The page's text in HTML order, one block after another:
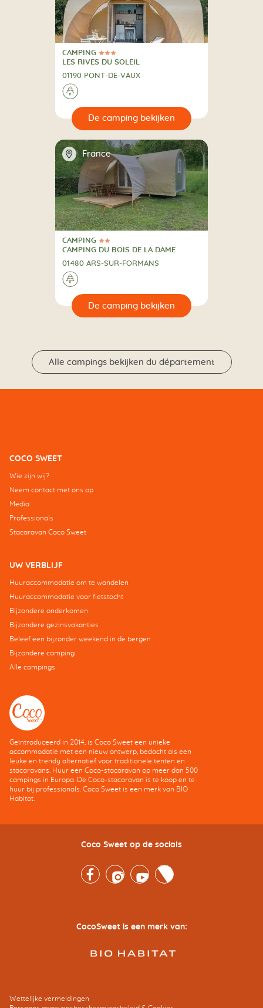
3 Sterren
CAMPING
CAMPING
LES RIVES DU SOLEIL
01190 PONT-DE-VAUX
🌲
📍 France
2 Sterren
CAMPING
CAMPING
CAMPING DU BOIS DE LA DAME
01480 ARS-SUR-FORMANS
🌲
Alle campings bekijken du département
COCO SWEET
Wie zijn wij?
Neem contact met ons op
Media
Professionals
Stacaravan Coco Sweet
UW VERBLIJF
Huuraccommodatie om te wandelen
Huuraccommodatie voor fietstocht
Bijzondere onderkomen
Bijzondere gezinsvakanties
Beleef een bijzonder weekend in de bergen
Bijzondere camping
Alle campings
Geïntroduceerd in 2014, is Coco Sweet een unieke
accommodatie met een nieuw ontwerp, bedacht als een
leuke en trendy alternatief voor traditionele tenten en
stacaravans. Huur een Coco-stacaravan op meer dan 500
campings in Europa. De Coco-stacaravan is te koop en te
huur bij professionals. Coco Sweet is een merk van BIO
Habitat.
Coco Sweet op de socials
FacebookInstagramYoutubeTwitter
CocoSweet is een merk van:
Wettelijke vermeldingen